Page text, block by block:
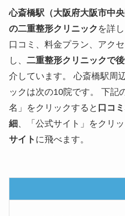
心斎橋駅（大阪府大阪市中
の二重整形クリニック を詳
口コミ、料金プラン、アク
し、 二重整形クリニックで
介しています。 心斎橋駅周
ックは次の10院です。 下記
名」をクリックすると 口コ
細 、「公式サイト」をクリ
サイト に飛べます。